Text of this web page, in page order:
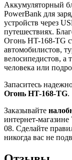
Аккумуляторный
PowerBank для
устройств через
путешествиях.
Огонь HT-168-TG
автомобилистов,
велосипедистов, а
человека или
Запаситесь
Огонь HT-168-TG.
Заказывайте
интернет-
08. Сделайте
никогда вас не